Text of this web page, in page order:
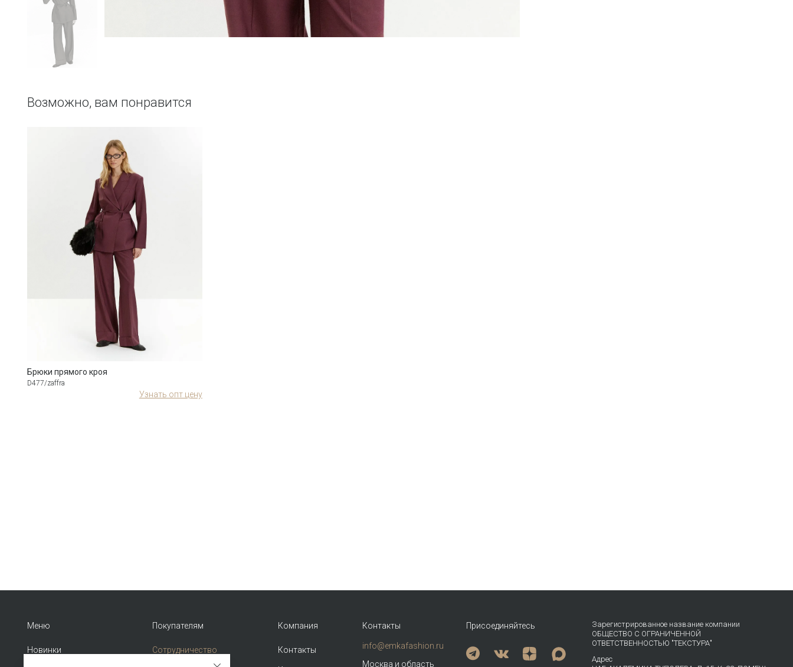
Возможно, вам понравится
Брюки прямого кроя
D477/zaffra
Узнать опт цену
Меню
Новинки
Покупателям
Сотрудничество
Компания
Контакты
Контакты
info@emkafashion.ru
Москва и область
Присоединяйтесь
Зарегистрированное название компании
ОБЩЕСТВО С ОГРАНИЧЕННОЙ
ОТВЕТСТВЕННОСТЬЮ "ТЕКСТУРА"
Адрес